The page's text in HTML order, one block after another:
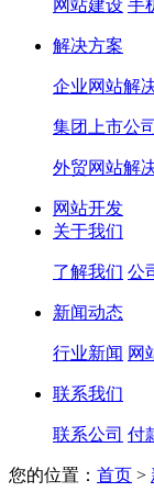
网站建设 手
解决方案
企业网站解
集团上市公司
外贸网站解
网站开发
关于我们
了解我们 公
新闻动态
行业新闻 网
联系我们
联系公司 付
您的位置： 首页 >